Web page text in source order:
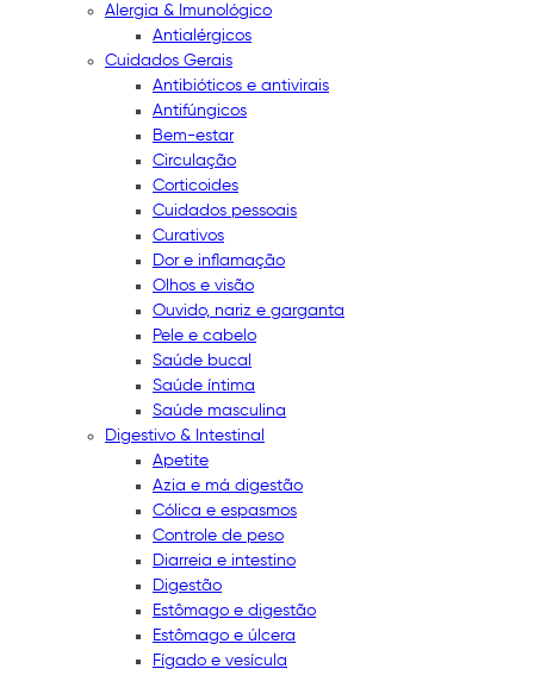
Alergia & Imunológico
Antialérgicos
Cuidados Gerais
Antibióticos e antivirais
Antifúngicos
Bem-estar
Circulação
Corticoides
Cuidados pessoais
Curativos
Dor e inflamação
Olhos e visão
Ouvido, nariz e garganta
Pele e cabelo
Saúde bucal
Saúde íntima
Saúde masculina
Digestivo & Intestinal
Apetite
Azia e má digestão
Cólica e espasmos
Controle de peso
Diarreia e intestino
Digestão
Estômago e digestão
Estômago e úlcera
Fígado e vesícula